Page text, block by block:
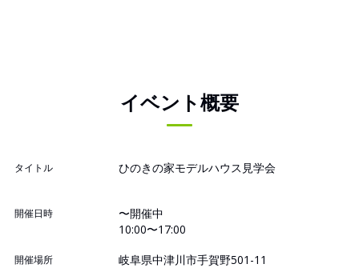
イベント概要
タイトル ひのきの家モデルハウス見学会
開催日時
〜開催中
10:00〜17:00
開催場所 岐阜県中津川市手賀野501-11